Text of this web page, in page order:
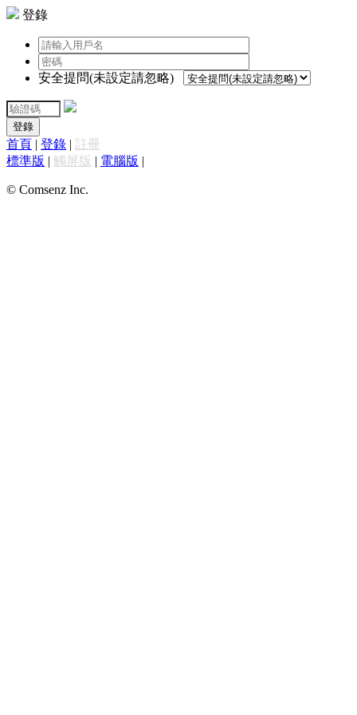
登錄
安全提問(未設定請忽略)
登錄
首頁 | 登錄 | 註冊
標準版 | 觸屏版 | 電腦版 |
© Comsenz Inc.